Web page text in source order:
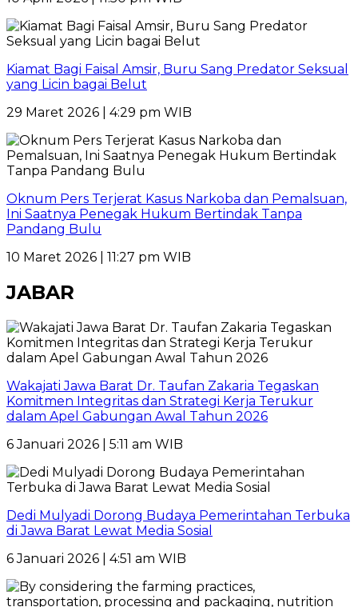
Kiamat Bagi Faisal Amsir, Buru Sang Predator Seksual
yang Licin bagai Belut
29 Maret 2026 | 4:29 pm WIB
Oknum Pers Terjerat Kasus Narkoba dan Pemalsuan,
Ini Saatnya Penegak Hukum Bertindak Tanpa
Pandang Bulu
10 Maret 2026 | 11:27 pm WIB
JABAR
Wakajati Jawa Barat Dr. Taufan Zakaria Tegaskan
Komitmen Integritas dan Strategi Kerja Terukur
dalam Apel Gabungan Awal Tahun 2026
6 Januari 2026 | 5:11 am WIB
Dedi Mulyadi Dorong Budaya Pemerintahan Terbuka
di Jawa Barat Lewat Media Sosial
6 Januari 2026 | 4:51 am WIB